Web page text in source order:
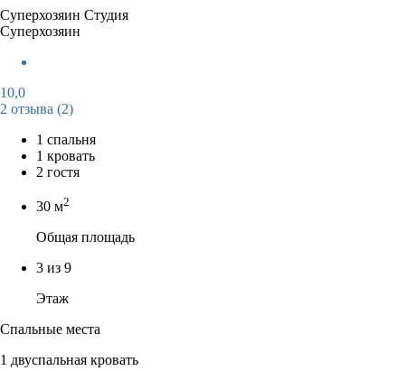
Суперхозяин Студия
Суперхозяин
10,0
2 отзыва (2)
1 спальня
1 кровать
2 гостя
30 м2
Общая площадь
3 из 9
Этаж
Спальные места
1 двуспальная кровать